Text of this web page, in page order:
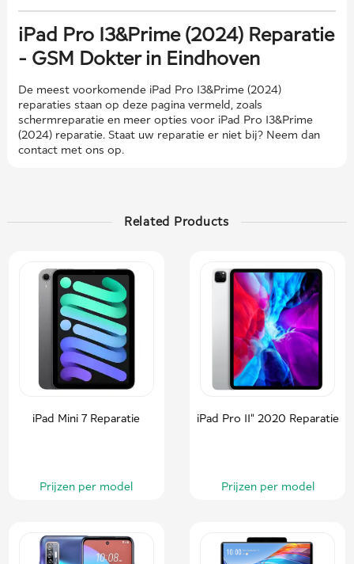
iPad Pro 13&Prime (2024) Reparatie
- GSM Dokter in Eindhoven
De meest voorkomende iPad Pro 13&Prime (2024)
reparaties staan ​​op deze pagina vermeld, zoals
schermreparatie en meer opties voor iPad Pro 13&Prime
(2024) reparatie. Staat uw reparatie er niet bij? Neem dan
contact met ons op.
Related Products
iPad Mini 7 Reparatie
Prijzen per model
iPad Pro 11" 2020 Reparatie
Prijzen per model